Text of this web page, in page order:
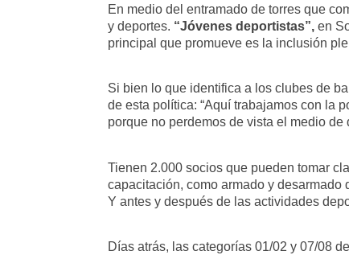
En medio del entramado de torres que
y deportes. “Jóvenes deportistas”, en
principal que promueve es la inclusión
Si bien lo que identifica a los clubes de
de esta política: “Aquí trabajamos con la
porque no perdemos de vista el medio
Tienen 2.000 socios que pueden tomar
capacitación, como armado y
Y antes y después de las actividades
Días atrás, las categorías 01/02 y 07/08